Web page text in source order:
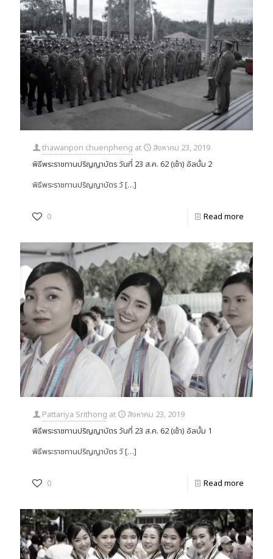
thawanpon chuenpheng at
สิงหาคม 23, 2019
พิธีพระราชทานปริญญาบัตร วันที่ 23 ส.ค. 62 (เช้า) อัลบั้ม 2
พิธีพระราชทานปริญญาบัตร วั[…]
0 Read more
Pattariya Srithong at
สิงหาคม 23, 2019
พิธีพระราชทานปริญญาบัตร วันที่ 23 ส.ค. 62 (เช้า) อัลบั้ม 1
พิธีพระราชทานปริญญาบัตร วั[…]
0 Read more